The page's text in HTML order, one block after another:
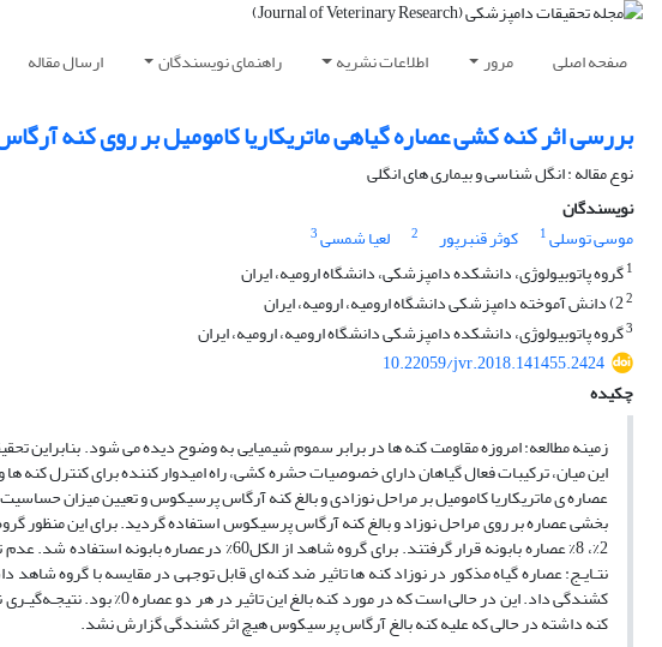
صفحه اصلی مرور اطلاعات نشریه راهنمای نویسندگان ارسال مقاله
بررسی اثر کنه کشی عصاره گیاهی ماتریکاریا کامومیل بر روی کنه
نوع مقاله : انگل شناسی و بیماری های انگلی
نویسندگان
موسی توسلی1 کوثر قنبرپور 2 لعیا شمسی3
1گروه پاتوبیولوژی، دانشکده دامپزشکی، دانشگاه ارومیه، ایران
2
3گروه پاتوبیولوژی، دانشکده دامپزشکی دانشگاه ارومیه، ارومیه، ایران
10.22059/jvr.2018.141455.2424
چکیده
زمینه مطالعه: امروزه مقاومت کنه ها در برابر سموم شیمیایی به وضوح دیده می شود. بنابراین
این میان، ترکیبات فعال گیاهان دارای خصوصیات حشره کشی، راه امیدوار کننده برای کنترل کنه
عصاره ی ماتریکاریا کامومیل بر مراحل نوزادی و بالغ کنه آرگاس پرسیکوس و تعیین میزان
2%، 8% عصاره بابونه قرار گرفتند. برای گروه شاهد
کشندگی داد. این در حالی است که
کنه داشته در حالی که علیه کنه بالغ آرگاس پرسیکوس هیچ اثر کشندگی گزارش نشد.